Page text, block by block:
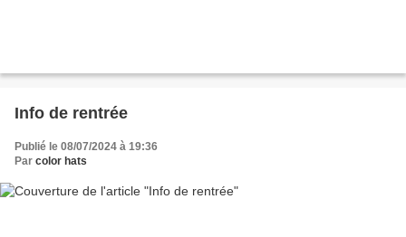
Info de rentrée
Publié le 08/07/2024 à 19:36
Par color hats